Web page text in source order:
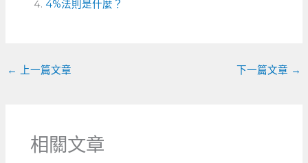
o g
4%法則是什麼？
← 上一篇文章 下一篇文章 →
相關文章